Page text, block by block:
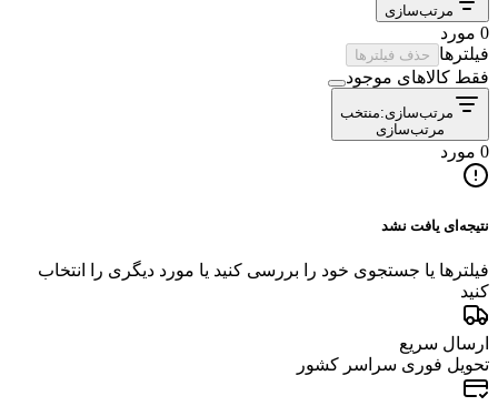
مرتب‌سازی
0 مورد
فیلترها
حذف فیلترها
فقط کالاهای موجود
مرتب‌سازی:منتخب
مرتب‌سازی
0 مورد
نتیجه‌ای یافت نشد
فیلترها یا جستجوی خود را بررسی کنید یا مورد دیگری را انتخاب
کنید
ارسال سریع
تحویل فوری سراسر کشور